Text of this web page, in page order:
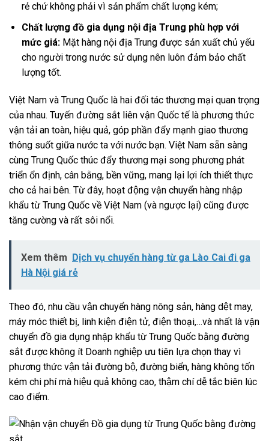
rẻ chứ không phải vì sản phẩm chất lượng kém;
Chất lượng đồ gia dụng nội địa Trung phù hợp với
mức giá:Mặt hàng nội địa Trung được sản xuất chủ yếu
cho người trong nước sử dụng nên luôn đảm bảo chất
lượng tốt.
Việt Nam và Trung Quốc là hai đối tác thương mại quan trọng
của nhau. Tuyến đường sắt liên vận Quốc tế là phương thức
vận tải an toàn, hiệu quả, góp phần đẩy mạnh giao thương
thông suốt giữa nước ta với nước bạn. Việt Nam sẵn sàng
cùng Trung Quốc thúc đẩy thương mại song phương phát
triển ổn định, cân bằng, bền vững, mang lại lợi ích thiết thực
cho cả hai bên. Từ đây, hoạt động vận chuyển hàng nhập
khẩu từ Trung Quốc về Việt Nam (và ngược lại) cũng được
tăng cường và rất sôi nổi.
Xem thêm Dịch vụ chuyển hàng từ ga Lào Cai đi ga
Hà Nội giá rẻ
Theo đó, nhu cầu vận chuyển hàng nông sản, hàng dệt may,
máy móc thiết bị, linh kiện điện tử, điện thoại,…và nhất là vận
chuyển đồ gia dụng nhập khẩu từ Trung Quốc bằng đường
sắt được không ít Doanh nghiệp ưu tiên lựa chọn thay vì
phương thức vận tải đường bộ, đường biển, hàng không tốn
kém chi phí mà hiệu quả không cao, thậm chí dễ tắc biên lúc
cao điểm.